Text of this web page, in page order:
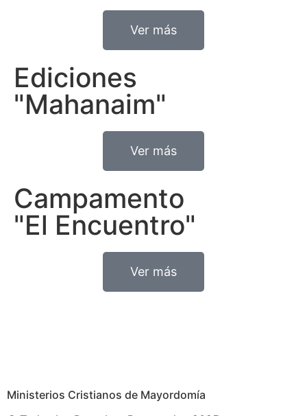
Ver más
Ediciones
"Mahanaim"
Ver más
Campamento
"El Encuentro"
Ver más
Ministerios Cristianos de Mayordomía